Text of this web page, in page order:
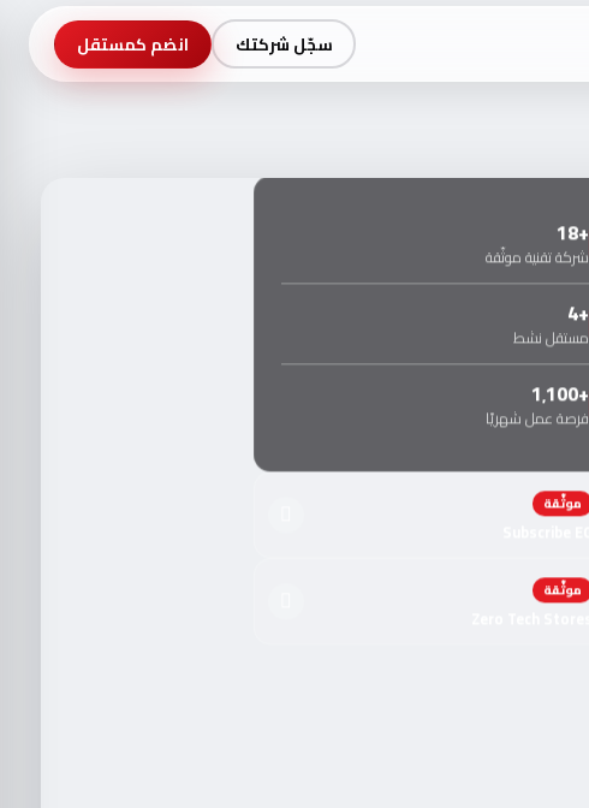
سجّل شركتك انضم كمستقل
+18
شركة تقنية موثّقة
+4
مستقل نشط
+1٬100
فرصة عمل شهريًا
موثّقة
موثّقة